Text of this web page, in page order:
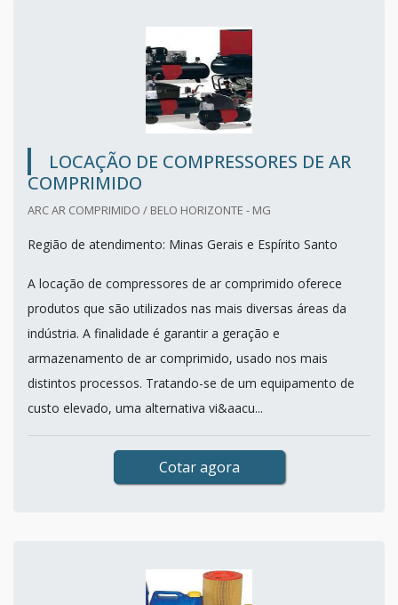
LOCAÇÃO DE COMPRESSORES DE AR
COMPRIMIDO
ARC AR COMPRIMIDO / BELO HORIZONTE - MG
Região de atendimento: Minas Gerais e Espírito Santo
A locação de compressores de ar comprimido oferece
produtos que são utilizados nas mais diversas áreas da
indústria. A finalidade é garantir a geração e
armazenamento de ar comprimido, usado nos mais
distintos processos. Tratando-se de um equipamento de
custo elevado, uma alternativa vi&aacu...
Cotar agora